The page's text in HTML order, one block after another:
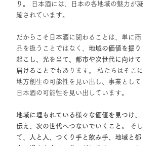
り。 日本酒には、日本の各地域の魅力が凝
縮されています。
だからこそ日本酒に関わることは、単に商
品を扱うことではなく、 地域の価値を掘り
起こし、光を当て、都市や次世代に向けて
届けること でもあります。 私たちはそこに
地方創生の可能性を見い出し、事業として
日本酒の可能性を見い出しています。
地域に埋もれている様々な価値を見つけ、
伝え、次の世代へつないでいくこと 。 そし
て、
人と人、つくり手と飲み手、地域と都